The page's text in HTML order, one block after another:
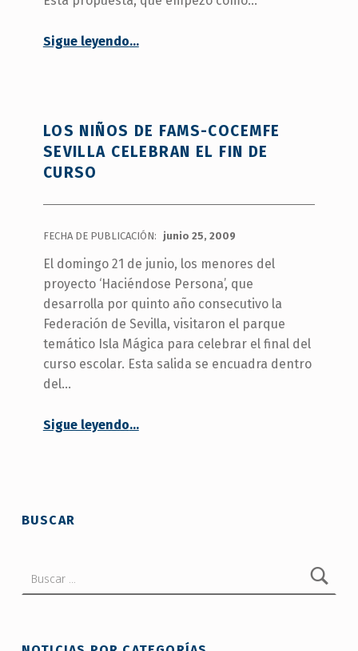
Sigue leyendo“FAMS-COCEMFE Sevilla reanuda su proyecto dirigido a escolares”
…
LOS NIÑOS DE FAMS-COCEMFE
SEVILLA CELEBRAN EL FIN DE
CURSO
FECHA DE PUBLICACIÓN: junio 25, 2009
El domingo 21 de junio, los menores del
proyecto ‘Haciéndose Persona’, que
desarrolla por quinto año consecutivo la
Federación de Sevilla, visitaron el parque
temático Isla Mágica para celebrar el final del
curso escolar. Esta salida se encuadra dentro
del…
Sigue leyendo“Los niños de FAMS-COCEMFE Sevilla celebran el fin de curso”
…
BUSCAR